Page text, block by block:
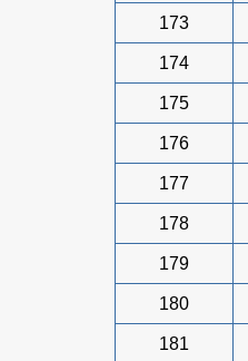
173
174
175
176
177
178
179
180
181